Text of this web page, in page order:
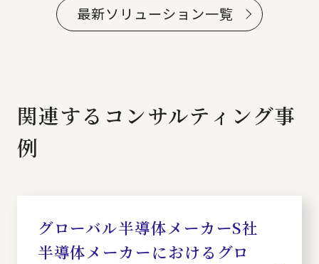
最新ソリューション一覧
関連するコンサルティング事
例
グローバル半導体メーカーS社
半導体メーカーにおけるグロ